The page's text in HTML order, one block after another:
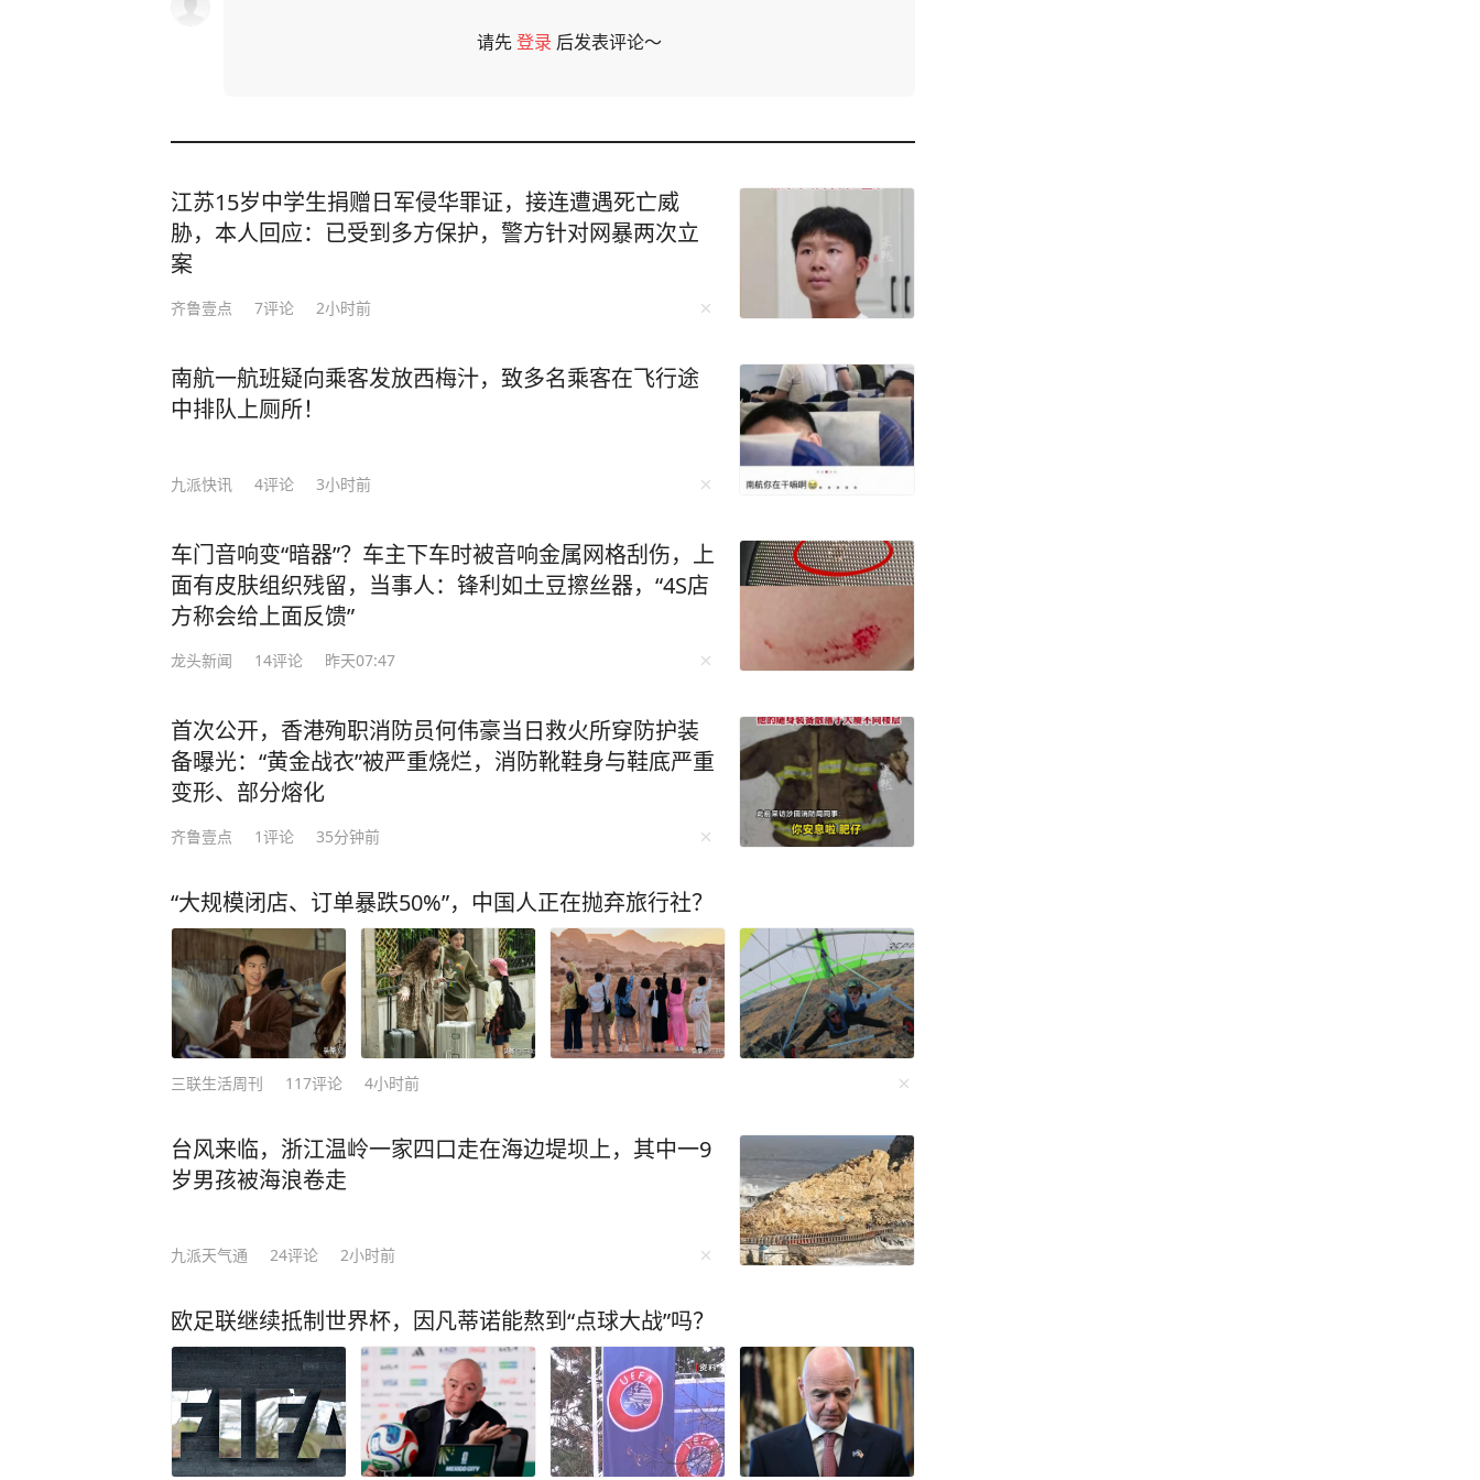
请先登录 后发表评论～
江苏15岁中学生捐赠日军侵华罪证，接连遭遇死亡威
胁，本人回应：已受到多方保护，警方针对网暴两次立
案
齐鲁壹点 7评论 2小时前
南航一航班疑向乘客发放西梅汁，致多名乘客在飞行途
中排队上厕所！
九派快讯 4评论 3小时前
车门音响变“暗器”？车主下车时被音响金属网格刮伤，上
面有皮肤组织残留，当事人：锋利如土豆擦丝器，“4S店
方称会给上面反馈”
龙头新闻 14评论 昨天07:47
首次公开，香港殉职消防员何伟豪当日救火所穿防护装
备曝光：“黄金战衣”被严重烧烂，消防靴鞋身与鞋底严重
变形、部分熔化
齐鲁壹点 1评论 35分钟前
“大规模闭店、订单暴跌50%”，中国人正在抛弃旅行社？
三联生活周刊 117评论 4小时前
台风来临，浙江温岭一家四口走在海边堤坝上，其中一9
岁男孩被海浪卷走
九派天气通 24评论 2小时前
欧足联继续抵制世界杯，因凡蒂诺能熬到“点球大战”吗？